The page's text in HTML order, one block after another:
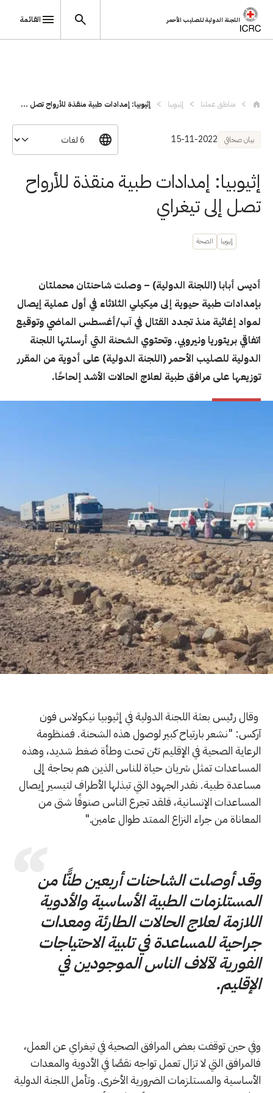
اللجنة الدولية للصليب الأحمر القائمة
مناطق عملنا إثيوبيا إثيوبيا: إمدادات طبية منقذة للأرواح تصل ...
بيان صحافي 15-11-2022
إثيوبيا: إمدادات طبية منقذة للأرواح
تصل إلى تيغراي
إثيوبيا الصحة
أديس أبابا (اللجنة الدولية) – وصلت شاحنتان محملتان
بإمدادات طبية حيوية إلى ميكيلي الثلاثاء في أول عملية إيصال
لمواد إغاثية منذ تجدد القتال في آب/أغسطس الماضي وتوقيع
اتفاقي بريتوريا ونيروبي. وتحتوي الشحنة التي أرسلتها اللجنة
الدولية للصليب الأحمر (اللجنة الدولية) على أدوية من المقرر
توزيعها على مرافق طبية لعلاج الحالات الأشد إلحاحًا.
وقال رئيس بعثة اللجنة الدولية في إثيوبيا نيكولاس فون
آركس: "نشعر بارتياح كبير لوصول هذه الشحنة. فمنظومة
الرعاية الصحية في الإقليم تئن تحت وطأة ضغط شديد، وهذه
المساعدات تمثل شريان حياة للناس الذين هم بحاجة إلى
مساعدة طبية. نقدر الجهود التي تبذلها الأطراف لتيسير إيصال
المساعدات الإنسانية، فلقد تجرع الناس صنوفًا شتى من
المعاناة من جراء النزاع الممتد طوال عامين."
وقد أوصلت الشاحنات أربعين طنًّا من
المستلزمات الطبية الأساسية والأدوية
اللازمة لعلاج الحالات الطارئة ومعدات
جراحية للمساعدة في تلبية الاحتياجات
الفورية لآلاف الناس الموجودين في
الإقليم.
وفي حين توقفت بعض المرافق الصحية في تيغراي عن العمل،
فالمرافق التي لا تزال تعمل تواجه نقصًا في الأدوية والمعدات
الأساسية والمستلزمات الضرورية الأخرى. وتأمل اللجنة الدولية